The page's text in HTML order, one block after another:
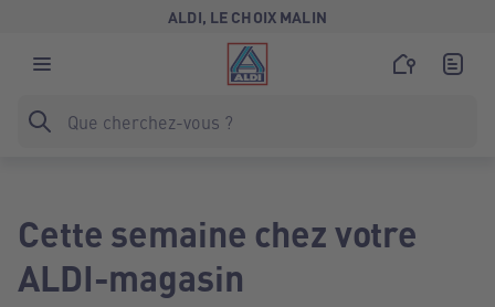
ALDI, LE CHOIX MALIN
Cette semaine chez votre
ALDI-magasin